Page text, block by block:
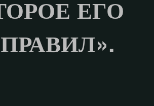
ЕГО